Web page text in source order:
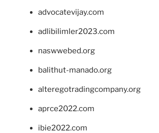
advocatevijay.com
adlibilimler2023.com
naswwebed.org
balithut-manado.org
alteregotradingcompany.org
aprce2022.com
ibie2022.com